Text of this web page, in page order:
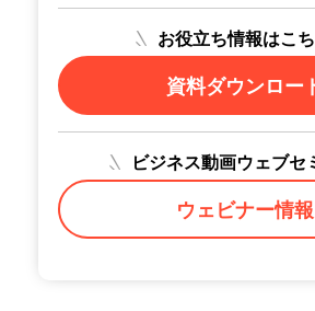
お役立ち情報はこ
資料ダウンロー
ビジネス動画ウェブセ
ウェビナー情報